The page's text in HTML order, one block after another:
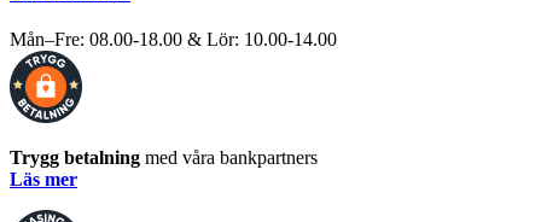
Mån–Fre: 08.00-18.00 & Lör: 10.00-14.00
Trygg betalning med våra bankpartners
Läs mer